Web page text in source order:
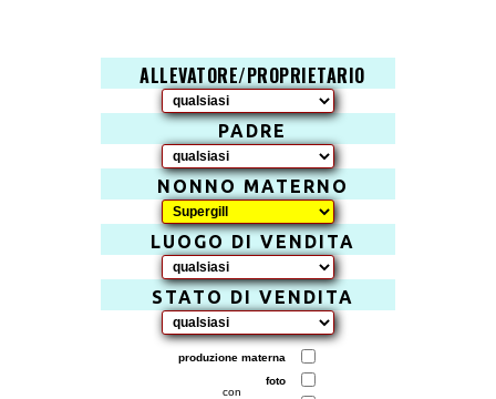
ALLEVATORE/PROPRIETARIO
PADRE
NONNO MATERNO
LUOGO DI VENDITA
STATO DI VENDITA
produzione materna
con
foto